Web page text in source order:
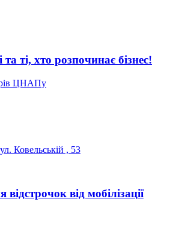
ті, хто розпочинає бізнес!
ЦНАПу
Ковельській , 53
від мобілізації